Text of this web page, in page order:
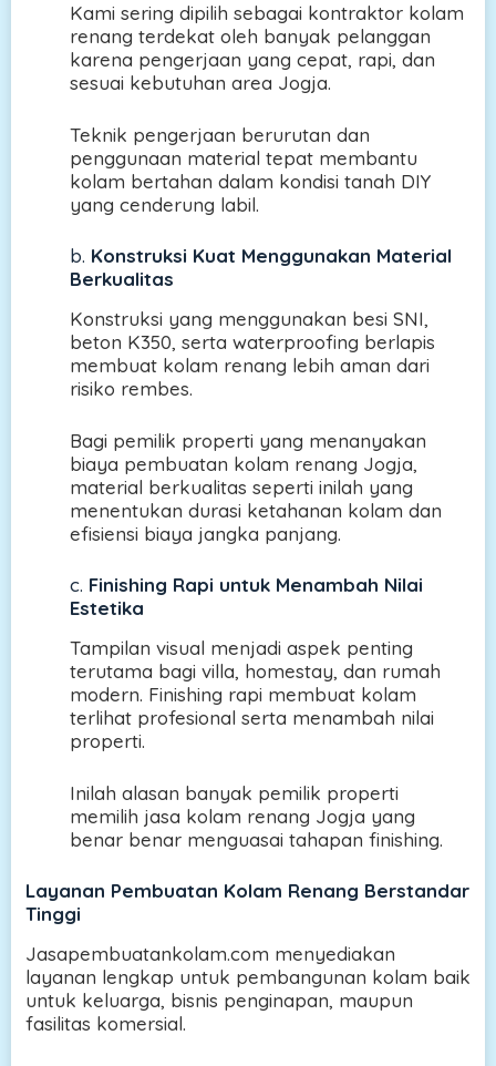
Kami sering dipilih sebagai kontraktor kolam
renang terdekat oleh banyak pelanggan
karena pengerjaan yang cepat, rapi, dan
sesuai kebutuhan area Jogja.
Teknik pengerjaan berurutan dan
penggunaan material tepat membantu
kolam bertahan dalam kondisi tanah DIY
yang cenderung labil.
b. Konstruksi Kuat Menggunakan Material
Berkualitas
Konstruksi yang menggunakan besi SNI,
beton K350, serta waterproofing berlapis
membuat kolam renang lebih aman dari
risiko rembes.
Bagi pemilik properti yang menanyakan
biaya pembuatan kolam renang Jogja,
material berkualitas seperti inilah yang
menentukan durasi ketahanan kolam dan
efisiensi biaya jangka panjang.
c. Finishing Rapi untuk Menambah Nilai
Estetika
Tampilan visual menjadi aspek penting
terutama bagi villa, homestay, dan rumah
modern. Finishing rapi membuat kolam
terlihat profesional serta menambah nilai
properti.
Inilah alasan banyak pemilik properti
memilih jasa kolam renang Jogja yang
benar benar menguasai tahapan finishing.
Layanan Pembuatan Kolam Renang Berstandar
Tinggi
Jasapembuatankolam.com menyediakan
layanan lengkap untuk pembangunan kolam baik
untuk keluarga, bisnis penginapan, maupun
fasilitas komersial.